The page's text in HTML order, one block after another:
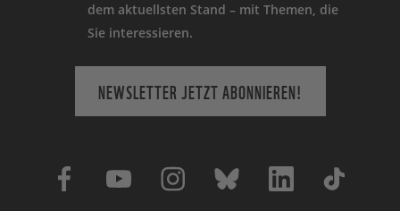
dem aktuellsten Stand – mit Themen, die
Sie interessieren.
NEWSLETTER JETZT ABONNIEREN!